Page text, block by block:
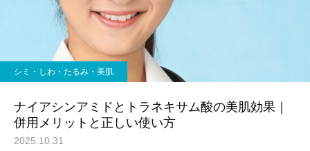
シミ・しわ・たるみ・美肌
ナイアシンアミドとトラネキサム酸の美肌効果｜
併用メリットと正しい使い方
2025.10.31